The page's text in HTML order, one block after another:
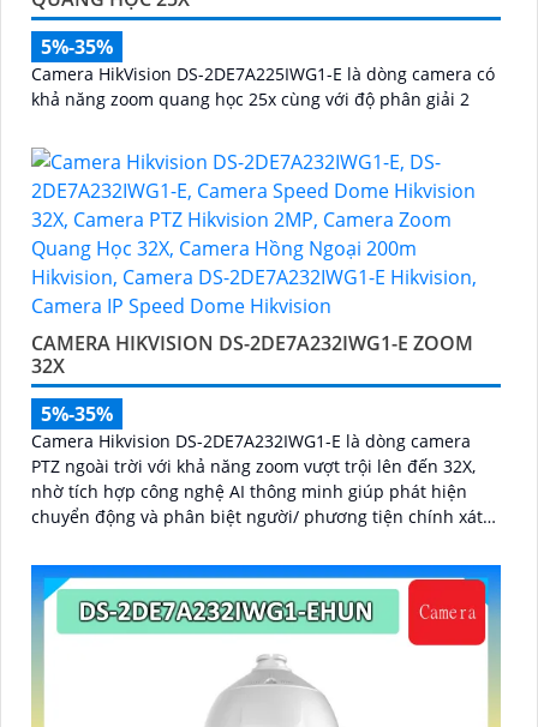
5%-35%
Camera HikVision DS-2DE7A225IWG1-E là dòng camera có
khả năng zoom quang học 25x cùng với độ phân giải 2
CAMERA HIKVISION DS-2DE7A232IWG1-E ZOOM
32X
5%-35%
Camera Hikvision DS-2DE7A232IWG1-E là dòng camera
PTZ ngoài trời với khả năng zoom vượt trội lên đến 32X,
nhờ tích hợp công nghệ AI thông minh giúp phát hiện
chuyển động và phân biệt người/ phương tiện chính xát
nghiệm giám sát có âm thanh